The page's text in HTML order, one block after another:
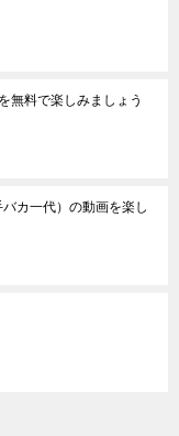
無料で楽しみましょう
バカ一代）の動画を楽し